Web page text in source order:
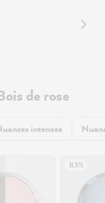
de rose
intenses
83%